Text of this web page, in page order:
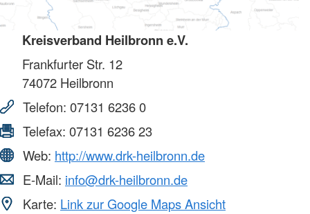
Kreisverband Heilbronn e.V.
Frankfurter Str. 12
74072 Heilbronn
Telefon: 07131 6236 0
Telefax: 07131 6236 23
Web: http://www.drk-heilbronn.de
E-Mail: info@drk-heilbronn.de
Karte: Link zur Google Maps Ansicht